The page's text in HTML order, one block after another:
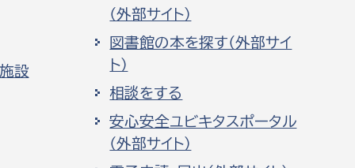
設
（外部サイト）
図書館の本を探す（外部サイ
ト）
相談をする
安心安全ユビキタスポータル
（外部サイト）